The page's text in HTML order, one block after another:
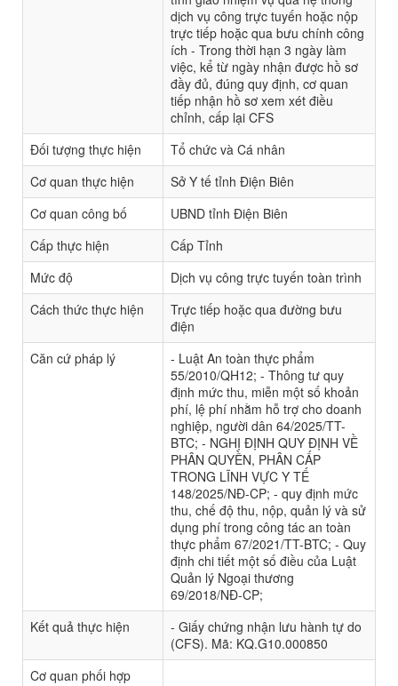
dịch vụ công trực tuyến hoặc nộp
trực tiếp hoặc qua bưu chính công
ích - Trong thời hạn 3 ngày làm
việc, kể từ ngày nhận được hồ sơ
đầy đủ, đúng quy định, cơ quan
tiếp nhận hồ sơ xem xét điều
chỉnh, cấp lại CFS
Đối tượng thực hiện
Tổ chức và Cá nhân
Cơ quan thực hiện
Sở Y tế tỉnh Điện Biên
Cơ quan công bố
UBND tỉnh Điện Biên
Cấp thực hiện
Cấp Tỉnh
Mức độ
Dịch vụ công trực tuyến toàn trình
Cách thức thực hiện
Trực tiếp hoặc qua đường bưu
điện
Căn cứ pháp lý
- Luật An toàn thực phẩm
55/2010/QH12; - Thông tư quy
định mức thu, miễn một số khoản
phí, lệ phí nhằm hỗ trợ cho doanh
nghiệp, người dân 64/2025/TT-
BTC; - NGHỊ ĐỊNH QUY ĐỊNH VỀ
PHÂN QUYỀN, PHÂN CẤP
TRONG LĨNH VỰC Y TẾ
148/2025/NĐ-CP; - quy định mức
thu, chế độ thu, nộp, quản lý và sử
dụng phí trong công tác an toàn
thực phẩm 67/2021/TT-BTC; - Quy
định chi tiết một số điều của Luật
Quản lý Ngoại thương
69/2018/NĐ-CP;
Kết quả thực hiện
- Giấy chứng nhận lưu hành tự do
(CFS). Mã: KQ.G10.000850
Cơ quan phối hợp